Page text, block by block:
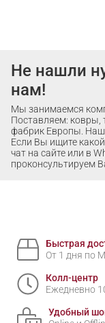
Не нашли
нам!
Мы занимаемся
Поставляем: ковры,
фабрик Европы. Наш
Если Вы ищите
чат на сайте или в
проконсультируем
Быстрая
От 1 дня по
Колл-центр
Ежедневно
Удобный